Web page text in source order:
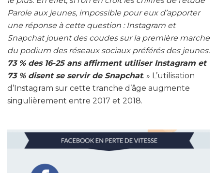
Parole aux jeunes, impossible pour eux d’apporter
une réponse à cette question : Instagram et
Snapchat jouent des coudes sur la première marche
du podium des réseaux sociaux préférés des jeunes.
73 % des 16-25 ans affirment utiliser Instagram et
73 % disent se servir de Snapchat. » L’utilisation
d’Instagram sur cette tranche d’âge augmente
singulièrement entre 2017 et 2018.